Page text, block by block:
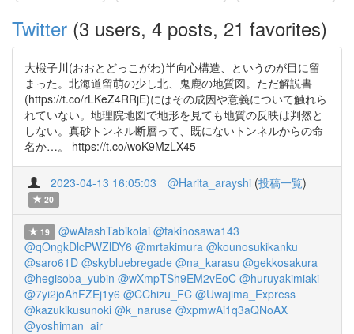
Twitter (3 users, 4 posts, 21 favorites)
大椴子川(おおとどっこがわ)半向心構造、というのが目に留
まった。北海道留萌の少し北、鬼鹿の地質図。ただ解説書
(https://t.co/rLKeZ4RRjE)にはその成因や意義について触れら
れていない。地理院地図で地形を見ても地質の反映は判然と
しない。真砂トンネル断層って、既にないトンネルからの命
名か…。 https://t.co/woK9MzLX45
2023-04-13 16:05:03 @Harita_arayshi (投稿一覧)
20
19 @wAtashTabikolai @takinosawa143
@qOngkDlcPWZlDY6 @mrtakimura @kounosukikanku
@saro61D @skybluebregade @na_karasu @gekkosakura
@hegisoba_yubin @wXmpTSh9EM2vEoC @huruyakimiaki
@7yi2joAhFZEj1y6 @CChizu_FC @Uwajima_Express
@kazukikusunoki @k_naruse @xpmwAi1q3aQNoAX
@yoshiman_air